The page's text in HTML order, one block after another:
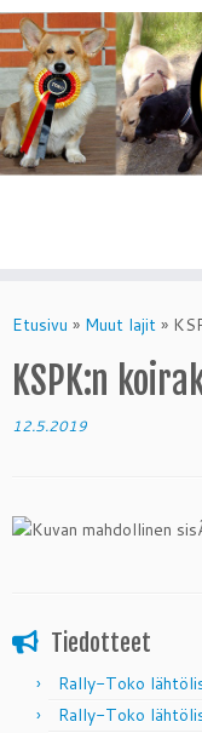
toEtusivu » Muut lajit »
KSPK:n
12.5.2019
Tiedotteet
Rally-Toko
Rally-Toko